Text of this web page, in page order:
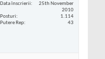
Data înscrierii
25th November
2010
Posturi
1.114
Putere Rep
43